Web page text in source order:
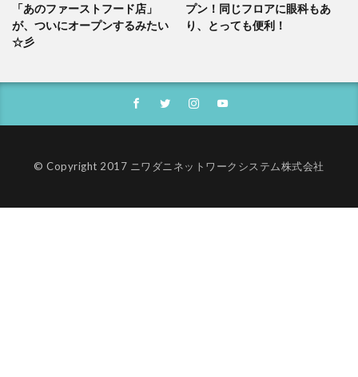
「あのファーストフード店」
が、ついにオープンするみたい
☆彡
プン！同じフロアに眼科もあ
り、とっても便利！
© Copyright 2017 ニワダニネットワークシステム株式会社